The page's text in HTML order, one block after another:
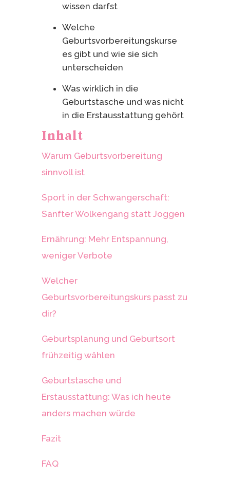
wissen darfst
Welche
Geburtsvorbereitungskurse
es gibt und wie sie sich
unterscheiden
Was wirklich in die
Geburtstasche und was nicht
in die Erstausstattung gehört
Inhalt
Warum Geburtsvorbereitung
sinnvoll ist
Sport in der Schwangerschaft:
Sanfter Wolkengang statt Joggen
Ernährung: Mehr Entspannung,
weniger Verbote
Welcher
Geburtsvorbereitungskurs passt zu
dir?
Geburtsplanung und Geburtsort
frühzeitig wählen
Geburtstasche und
Erstausstattung: Was ich heute
anders machen würde
Fazit
FAQ